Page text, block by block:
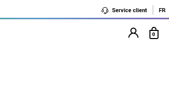
Service client FR
0